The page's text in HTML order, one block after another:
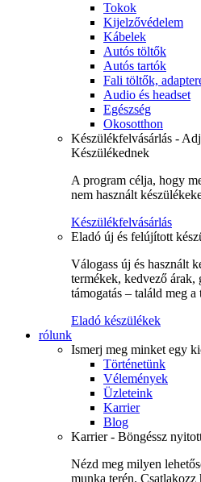
Tokok
Kijelzővédelem
Kábelek
Autós töltők
Autós tartók
Fali töltők,
Audio és headset
Egészség
Okosotthon
Készülékfelvásárlás -
Készülékednek
A program célja, hogy
nem használt
Készülékfelvásárlás
Eladó új és felújított
Válogass új és használt
termékek, kedvező árak,
támogatás – találd meg a
Eladó készülékek
rólunk
Ismerj meg minket egy
Történetünk
Vélemények
Üzleteink
Karrier
Blog
Karrier - Böngéssz
Nézd meg milyen
munka terén. Csatlakozz